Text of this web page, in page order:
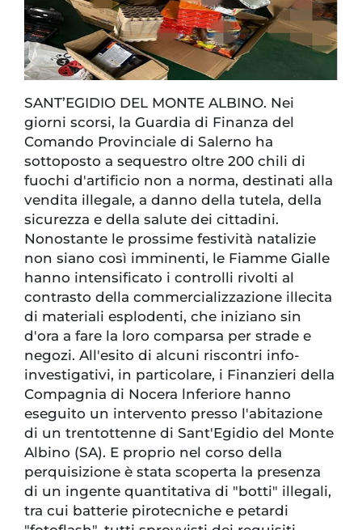
SANT’EGIDIO DEL MONTE ALBINO. Nei
giorni scorsi, la Guardia di Finanza del
Comando Provinciale di Salerno ha
sottoposto a sequestro oltre 200 chili di
fuochi d'artificio non a norma, destinati alla
vendita illegale, a danno della tutela, della
sicurezza e della salute dei cittadini.
Nonostante le prossime festività natalizie
non siano così imminenti, le Fiamme Gialle
hanno intensificato i controlli rivolti al
contrasto della commercializzazione illecita
di materiali esplodenti, che iniziano sin
d'ora a fare la loro comparsa per strade e
negozi. All'esito di alcuni riscontri info-
investigativi, in particolare, i Finanzieri della
Compagnia di Nocera lnferiore hanno
eseguito un intervento presso l'abitazione
di un trentottenne di Sant'Egidio del Monte
Albino (SA). E proprio nel corso della
perquisizione è stata scoperta la presenza
di un ingente quantitativa di "botti" illegali,
tra cui batterie pirotecniche e petardi